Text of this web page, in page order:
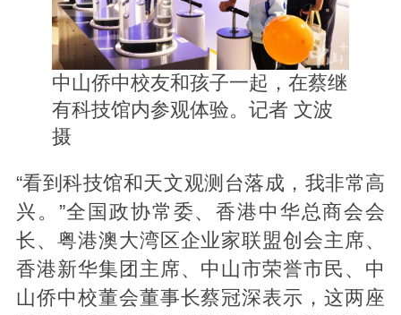
中山侨中校友和孩子一起，在蔡继
有科技馆内参观体验。记者 文波
摄
“看到科技馆和天文观测台落成，我非常高
兴。”全国政协常委、香港中华总商会会
长、粤港澳大湾区企业家联盟创会主席、
香港新华集团主席、中山市荣誉市民、中
山侨中校董会董事长蔡冠深表示，这两座